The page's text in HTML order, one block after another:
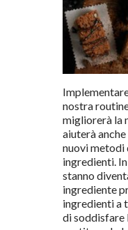
nostra
migliorerà la
aiuterà
nuovi
ingredienti.
stanno
ingrediente
ingredienti a
di soddisfare